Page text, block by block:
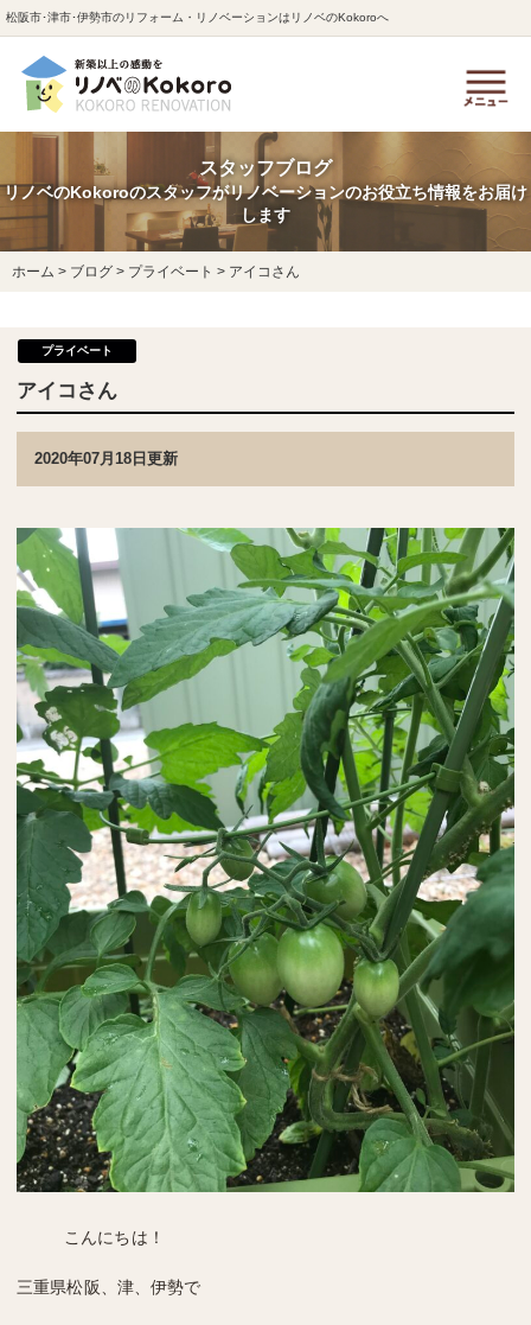
松阪市･津市･伊勢市のリフォーム・リノベーションはリノベのKokoroへ
スタッフブログ
リノベのKokoroのスタッフがリノベーションのお役立ち情報をお届け
します
ホーム > ブログ > プライベート > アイコさん
プライベート
アイコさん
2020年07月18日更新
こんにちは！
三重県松阪、津、伊勢で